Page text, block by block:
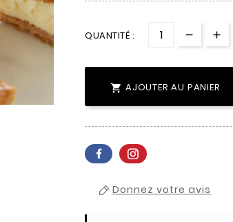
QUANTITÉ :
 AJOUTER AU PANIER
Donnez votre avis